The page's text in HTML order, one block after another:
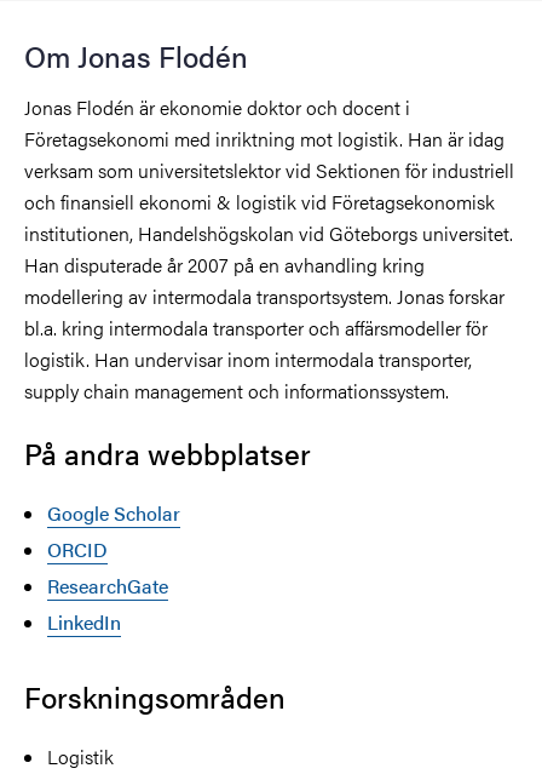
Om Jonas Flodén
Jonas Flodén är ekonomie doktor och docent i
Företagsekonomi med inriktning mot logistik. Han är idag
verksam som universitetslektor vid Sektionen för industriell
och finansiell ekonomi & logistik vid Företagsekonomisk
institutionen, Handelshögskolan vid Göteborgs universitet.
Han disputerade år 2007 på en avhandling kring
modellering av intermodala transportsystem. Jonas forskar
bl.a. kring intermodala transporter och affärsmodeller för
logistik. Han undervisar inom intermodala transporter,
supply chain management och informationssystem.
På andra webbplatser
Google Scholar
ORCID
ResearchGate
LinkedIn
Forskningsområden
Logistik